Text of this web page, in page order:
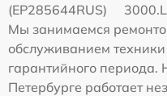
(EP285644RUS)
Мы занимаемся
обслуживанием
гарантийного периода.
Петербурге работает